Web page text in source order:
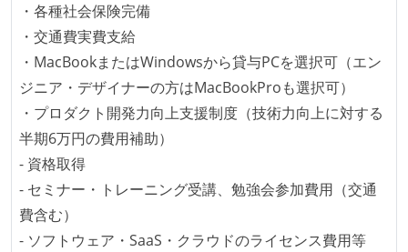
観をメンバー全員が共有しており、日常的に実施して
いる
テストの実施度
想定される複数環境での品質チェックを義務づけてい
る
アジャイル実践状況
1ヶ月以下の短い期間でのイテレーション開発を実践
している
・各種社会保険完備
・交通費実費支給
・MacBookまたはWindowsから貸与PCを選択可（エン
ジニア・デザイナーの方はMacBookProも選択可）
・プロダクト開発力向上支援制度（技術力向上に対する
半期6万円の費用補助）
- 資格取得
- セミナー・トレーニング受講、勉強会参加費用（交通
費含む）
- ソフトウェア・SaaS・クラウドのライセンス費用等